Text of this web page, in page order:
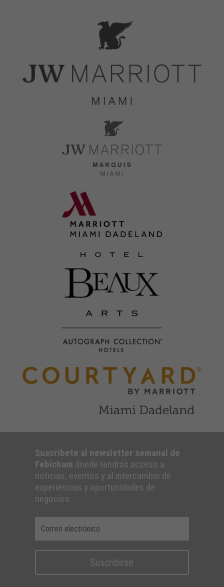
Suscribete al newsletter semanal de
Febicham donde tendrás acceso a
noticias, eventos y al intercambio de
experiencias y oportunidades de
negocios.
Suscribirse